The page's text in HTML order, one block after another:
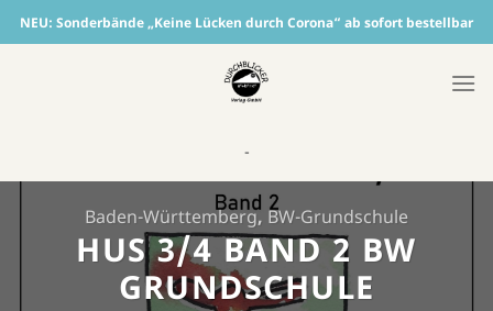
Skip
to
NEU: Sonderbände „Keine Lücken durch Corona“ ab sofort bestellbar
-
Baden-Württemberg, BW-Grundschule
HUS 3/4 BAND 2 BW
GRUNDSCHULE